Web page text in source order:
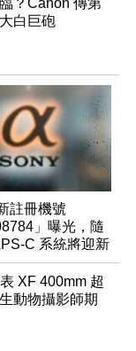
白巨砲
註冊機號
」曝光，隨
C 系統將迎新
XF 400mm 超
動物攝影師期